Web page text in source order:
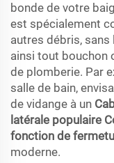
bonde de votre
est spécialement
autres débris,
ainsi tout bouchon
de plomberie. Par
salle de bain,
de vidange à un
latérale populaire
fonction de
moderne.